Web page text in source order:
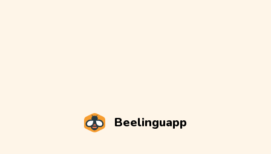
Beelinguapp